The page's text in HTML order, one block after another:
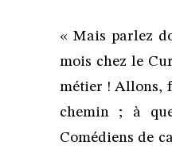
« Mais parlez
mois chez le
métier ! Allons,
chemin ; à
Comédiens de